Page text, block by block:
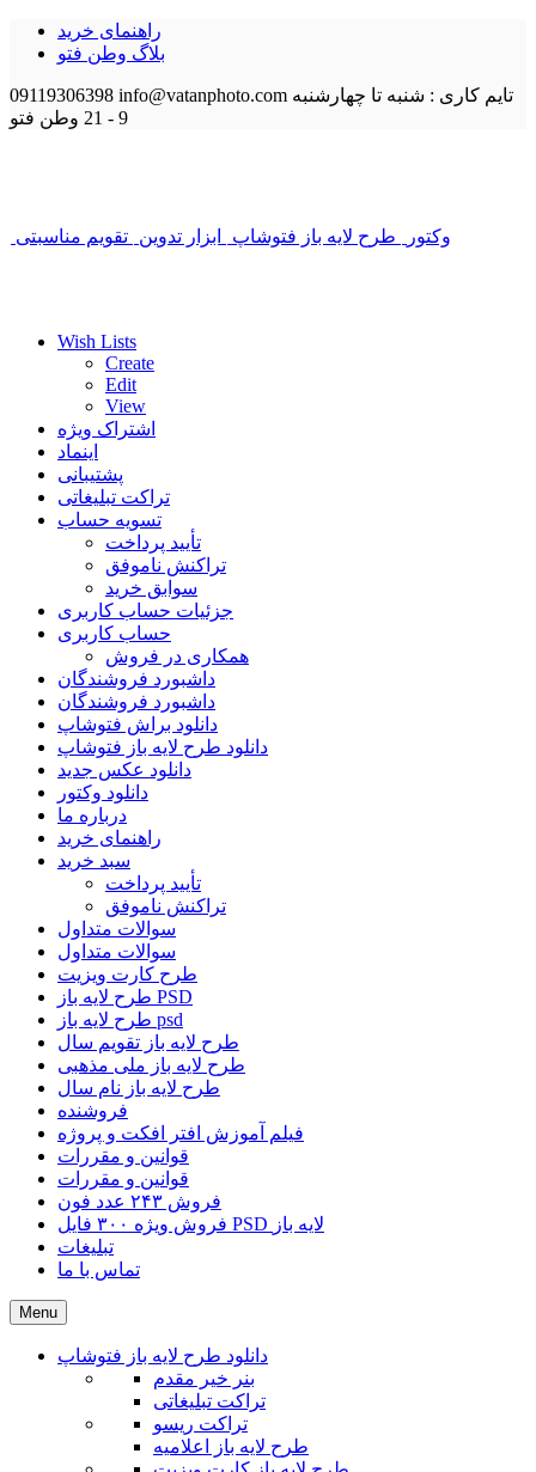
راهنمای خرید
بلاگ وطن فتو
09119306398 info@vatanphoto.com تایم کاری : شنبه تا چهارشنبه
9 - 21
وطن فتو
وکتور طرح لایه باز فتوشاپ ابزار تدوین تقویم مناسبتی
Wish Lists
Create
Edit
View
اشتراک ویژه
اینماد
پشتیبانی
تراکت تبلیغاتی
تسویه حساب
تأیید پرداخت
تراکنش ناموفق
سوابق خرید
جزئیات حساب کاربری
حساب کاربری
همکاری در فروش
داشبورد فروشندگان
داشبورد فروشندگان
دانلود براش فتوشاپ
دانلود طرح لایه باز فتوشاپ
دانلود عکس جدید
دانلود وکتور
درباره ما
راهنمای خرید
سبد خرید
تأیید پرداخت
تراکنش ناموفق
سوالات متداول
سوالات متداول
طرح کارت ویزیت
طرح لایه باز PSD
طرح لایه باز psd
طرح لایه باز تقویم سال
طرح لایه باز ملی مذهبی
طرح لایه باز نام سال
فروشنده
فیلم آموزش افتر افکت و پروژه
قوانین و مقررات
قوانین و مقررات
فروش ۲۴۳ عدد فون
فروش ویژه ۳۰۰ فایل PSD لایه باز
تبلیغات
تماس با ما
Menu
دانلود طرح لایه باز فتوشاپ
بنر خیر مقدم
تراکت تبلیغاتی
تراکت ریسو
طرح لایه باز اعلامیه